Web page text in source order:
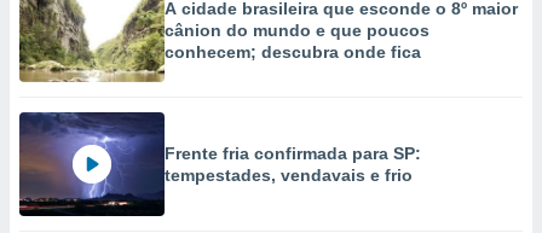
A cidade brasileira que esconde o 8º maior
cânion do mundo e que poucos
conhecem; descubra onde fica
Frente fria confirmada para SP:
tempestades, vendavais e frio